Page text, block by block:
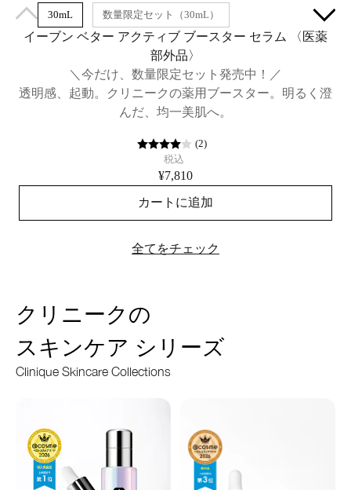
30mL 数量限定セット（30mL）
イーブン ベター アクティブ ブースター セラム​ 〈医薬
部外品〉
＼今だけ、数量限定セット発売中！／
透明感、起動。クリニークの薬用ブースター。明るく澄
んだ、均一美肌へ。
(2)
税込
¥7,810
カートに追加
全てをチェック
クリニークの
スキンケア シリーズ
Clinique Skincare Collections